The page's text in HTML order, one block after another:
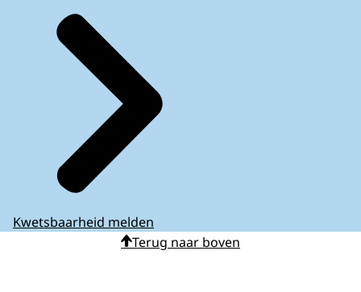
Kwetsbaarheid melden
Terug naar boven